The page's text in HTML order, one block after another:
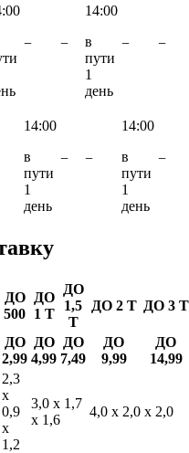
− −
14:00
в
пути
1
день
− −
14:00
в
пути
1
день
− −
14:00
в
пути
1
день
−
ДО
500
ДО
1 Т
ДО
1,5
Т
ДО 2 Т ДО 3 Т
ДО
2,99
ДО
4,99
ДО
7,49
ДО
9,99
ДО
14,99
2,3
х
0,9
х
1,2
3,0 х 1,7
х 1,6
4,0 х 2,0 х 2,0